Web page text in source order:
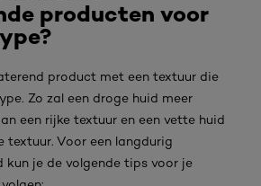
producten voor
product met een textuur die
Zo zal een droge huid meer
een rijke textuur en een vette huid
textuur. Voor een langdurig
kun je de volgende tips voor je